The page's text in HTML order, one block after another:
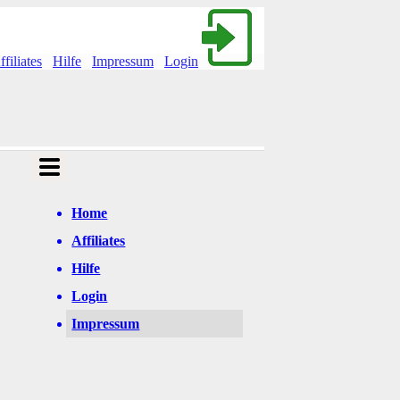
Hilfe Impressum Login
Home
Affiliates
Hilfe
Login
Impressum